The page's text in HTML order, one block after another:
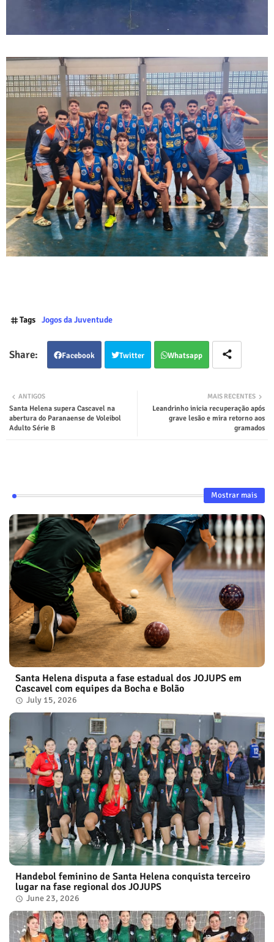
Tags Jogos da Juventude
Facebook Twitter Whatsapp
MAIS RECENTES
Leandrinho inicia recuperação após
grave lesão e mira retorno aos
gramados
ANTIGOS
Santa Helena supera Cascavel na
abertura do Paranaense de Voleibol
Adulto Série B
Mostrar mais
Santa Helena disputa a fase estadual dos JOJUPS em
Cascavel com equipes da Bocha e Bolão
July 15, 2026
Handebol feminino de Santa Helena conquista terceiro
lugar na fase regional dos JOJUPS
June 23, 2026